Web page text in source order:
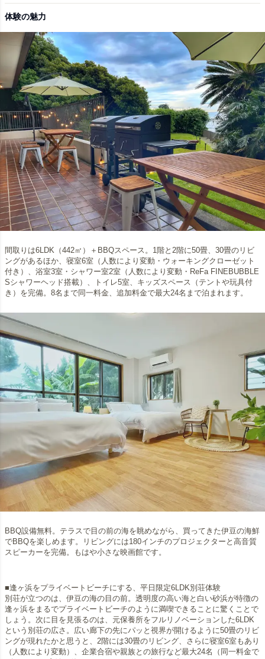
体験の魅力
間取りは6LDK（442㎡）＋BBQスペース。1階と2階に50畳、30畳のリビ
ングがあるほか、寝室6室（人数により変動・ウォーキングクローゼット
付き）、浴室3室・シャワー室2室（人数により変動・ReFa FINEBUBBLE
Sシャワーヘッド搭載）、トイレ5室、キッズスペース（テントや玩具付
き）を完備。8名まで同一料金、追加料金で最大24名まで泊まれます。
BBQ設備無料。テラスで目の前の海を眺めながら、買ってきた伊豆の海鮮
でBBQを楽しめます。リビングには180インチのプロジェクターと高音質
スピーカーを完備。もはや小さな映画館です。
■逢ヶ浜をプライベートビーチにする、平日限定6LDK別荘体験
別荘が立つのは、伊豆の海の目の前。透明度の高い海と白い砂浜が特徴の
逢ヶ浜をまるでプライベートビーチのように満喫できることに驚くことで
しょう。次に目を見張るのは、元保養所をフルリノベーションした6LDK
という別荘の広さ。広い廊下の先にパッと視界が開けるように50畳のリビ
ングが現れたかと思うと、2階には30畳のリビング、さらに寝室6室もあり
（人数により変動）、企業合宿や親族との旅行など最大24名（同一料金で